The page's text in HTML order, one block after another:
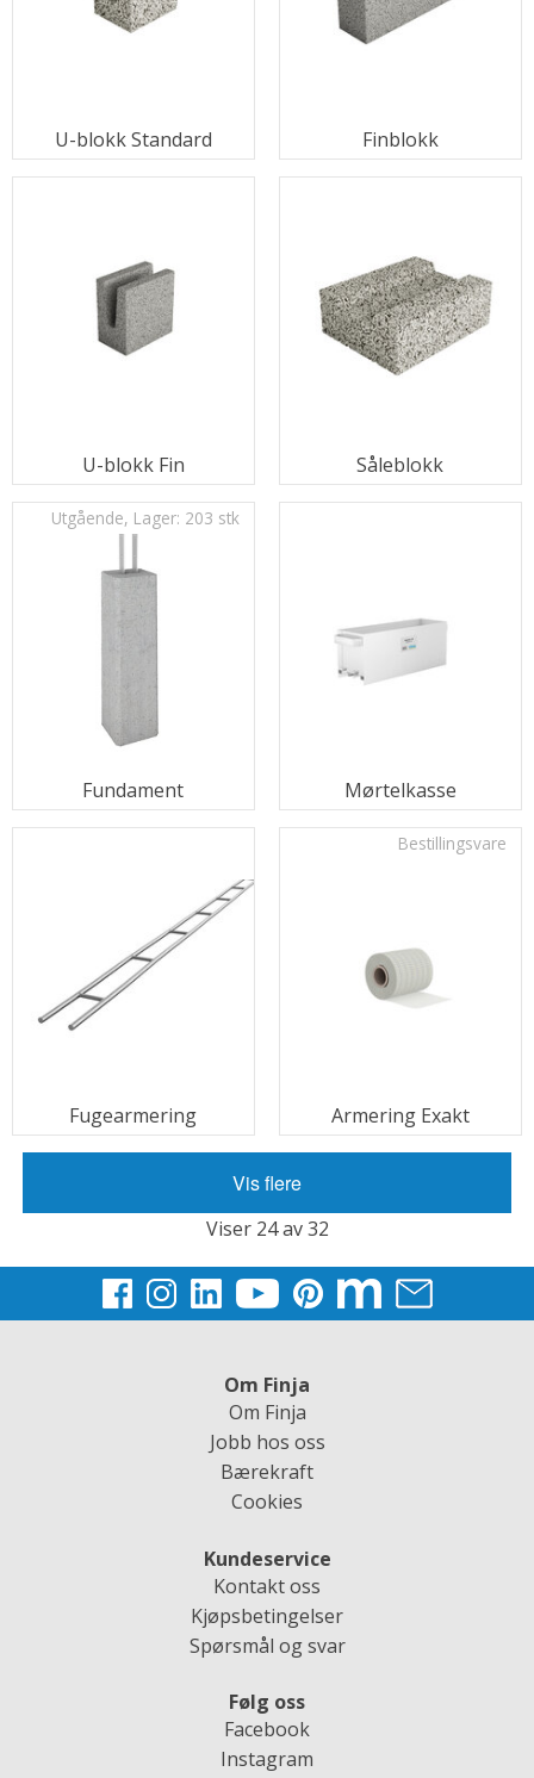
U-blokk Standard Finblokk
U-blokk Fin Såleblokk
Utgående, Lager: 203 stk
Fundament Mørtelkasse
Fugearmering
Bestillingsvare
Armering Exakt
Vis flere
Viser 24 av 32
Om Finja
Om Finja
Jobb hos oss
Bærekraft
Cookies
Kundeservice
Kontakt oss
Kjøpsbetingelser
Spørsmål og svar
Følg oss
Facebook
Instagram